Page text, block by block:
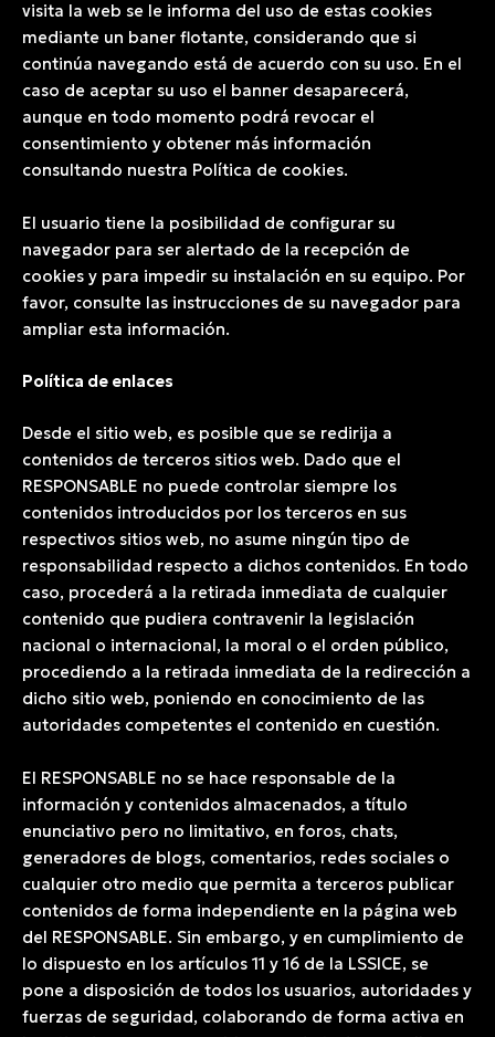
visita la web se le informa del uso de estas cookies
mediante un baner flotante, considerando que si
continúa navegando está de acuerdo con su uso. En el
caso de aceptar su uso el banner desaparecerá,
aunque en todo momento podrá revocar el
consentimiento y obtener más información
consultando nuestra Política de cookies.
El usuario tiene la posibilidad de configurar su
navegador para ser alertado de la recepción de
cookies y para impedir su instalación en su equipo. Por
favor, consulte las instrucciones de su navegador para
ampliar esta información.
Política de enlaces
Desde el sitio web, es posible que se redirija a
contenidos de terceros sitios web. Dado que el
RESPONSABLE no puede controlar siempre los
contenidos introducidos por los terceros en sus
respectivos sitios web, no asume ningún tipo de
responsabilidad respecto a dichos contenidos. En todo
caso, procederá a la retirada inmediata de cualquier
contenido que pudiera contravenir la legislación
nacional o internacional, la moral o el orden público,
procediendo a la retirada inmediata de la redirección a
dicho sitio web, poniendo en conocimiento de las
autoridades competentes el contenido en cuestión.
El RESPONSABLE no se hace responsable de la
información y contenidos almacenados, a título
enunciativo pero no limitativo, en foros, chats,
generadores de blogs, comentarios, redes sociales o
cualquier otro medio que permita a terceros publicar
contenidos de forma independiente en la página web
del RESPONSABLE. Sin embargo, y en cumplimiento de
lo dispuesto en los artículos 11 y 16 de la LSSICE, se
pone a disposición de todos los usuarios, autoridades y
fuerzas de seguridad, colaborando de forma activa en